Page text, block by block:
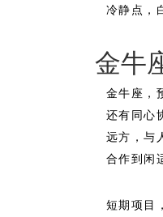
冷静点，
金牛
金牛座，
还有同心
远方，与
合作到闲
短期项目